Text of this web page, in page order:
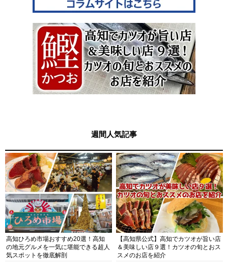
週間人気記事
高知ひろめ市場おすすめ20選！高知
の地元グルメを一気に堪能できる超人
気スポットを徹底解剖
【高知県公式】高知でカツオが旨い店
＆美味しい店９選！カツオの旬とおス
スメのお店を紹介